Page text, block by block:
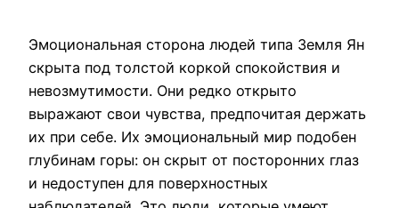
Эмоциональная сторона людей типа Земля Ян
скрыта под толстой коркой спокойствия и
невозмутимости. Они редко открыто
выражают свои чувства, предпочитая держать
их при себе. Их эмоциональный мир подобен
глубинам горы: он скрыт от посторонних глаз
и недоступен для поверхностных